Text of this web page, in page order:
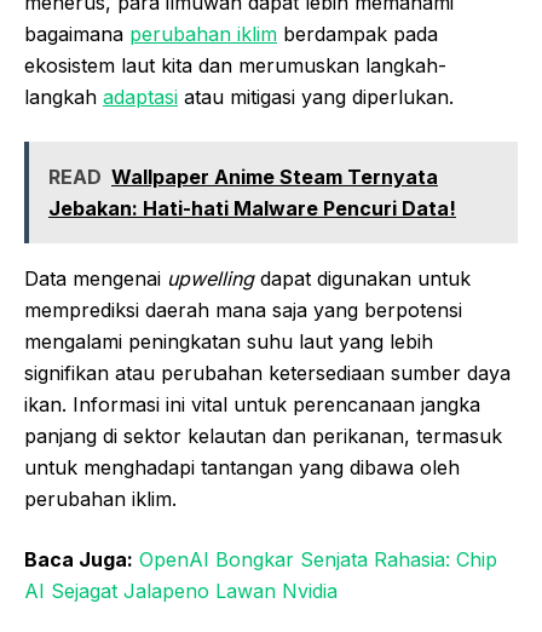
bagaimana perubahan iklim berdampak pada
ekosistem laut kita dan merumuskan langkah-
langkah adaptasi atau mitigasi yang diperlukan.
READ Wallpaper Anime Steam Ternyata
Jebakan: Hati-hati Malware Pencuri Data!
Data mengenai upwellingdapat digunakan untuk
memprediksi daerah mana saja yang berpotensi
mengalami peningkatan suhu laut yang lebih
signifikan atau perubahan ketersediaan sumber daya
ikan. Informasi ini vital untuk perencanaan jangka
panjang di sektor kelautan dan perikanan, termasuk
untuk menghadapi tantangan yang dibawa oleh
perubahan iklim.
Baca Juga: OpenAI Bongkar Senjata Rahasia: Chip
AI Sejagat Jalapeno Lawan Nvidia